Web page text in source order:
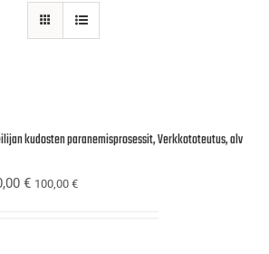
kudosten paranemisprosessit, Verkkototeutus, alv
€ 100,00€